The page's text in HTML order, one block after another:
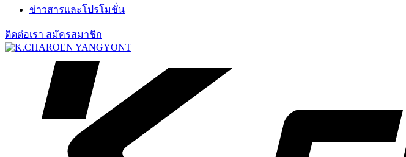
ข่าวสารและโปรโมชั่น
ติดต่อเรา สมัครสมาชิก